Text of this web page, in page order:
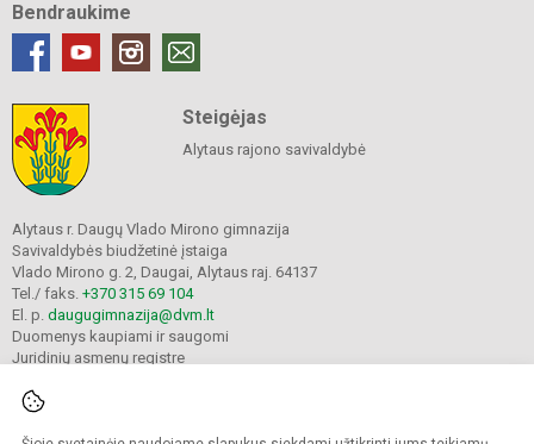
Bendraukime
Steigėjas
Alytaus rajono savivaldybė
Alytaus r. Daugų Vlado Mirono gimnazija
Savivaldybės biudžetinė įstaiga
Vlado Mirono g. 2, Daugai, Alytaus raj. 64137
Tel./ faks. +370 315 69 104
El. p. daugugimnazija@dvm.lt
Duomenys kaupiami ir saugomi
Juridinių asmenų registre